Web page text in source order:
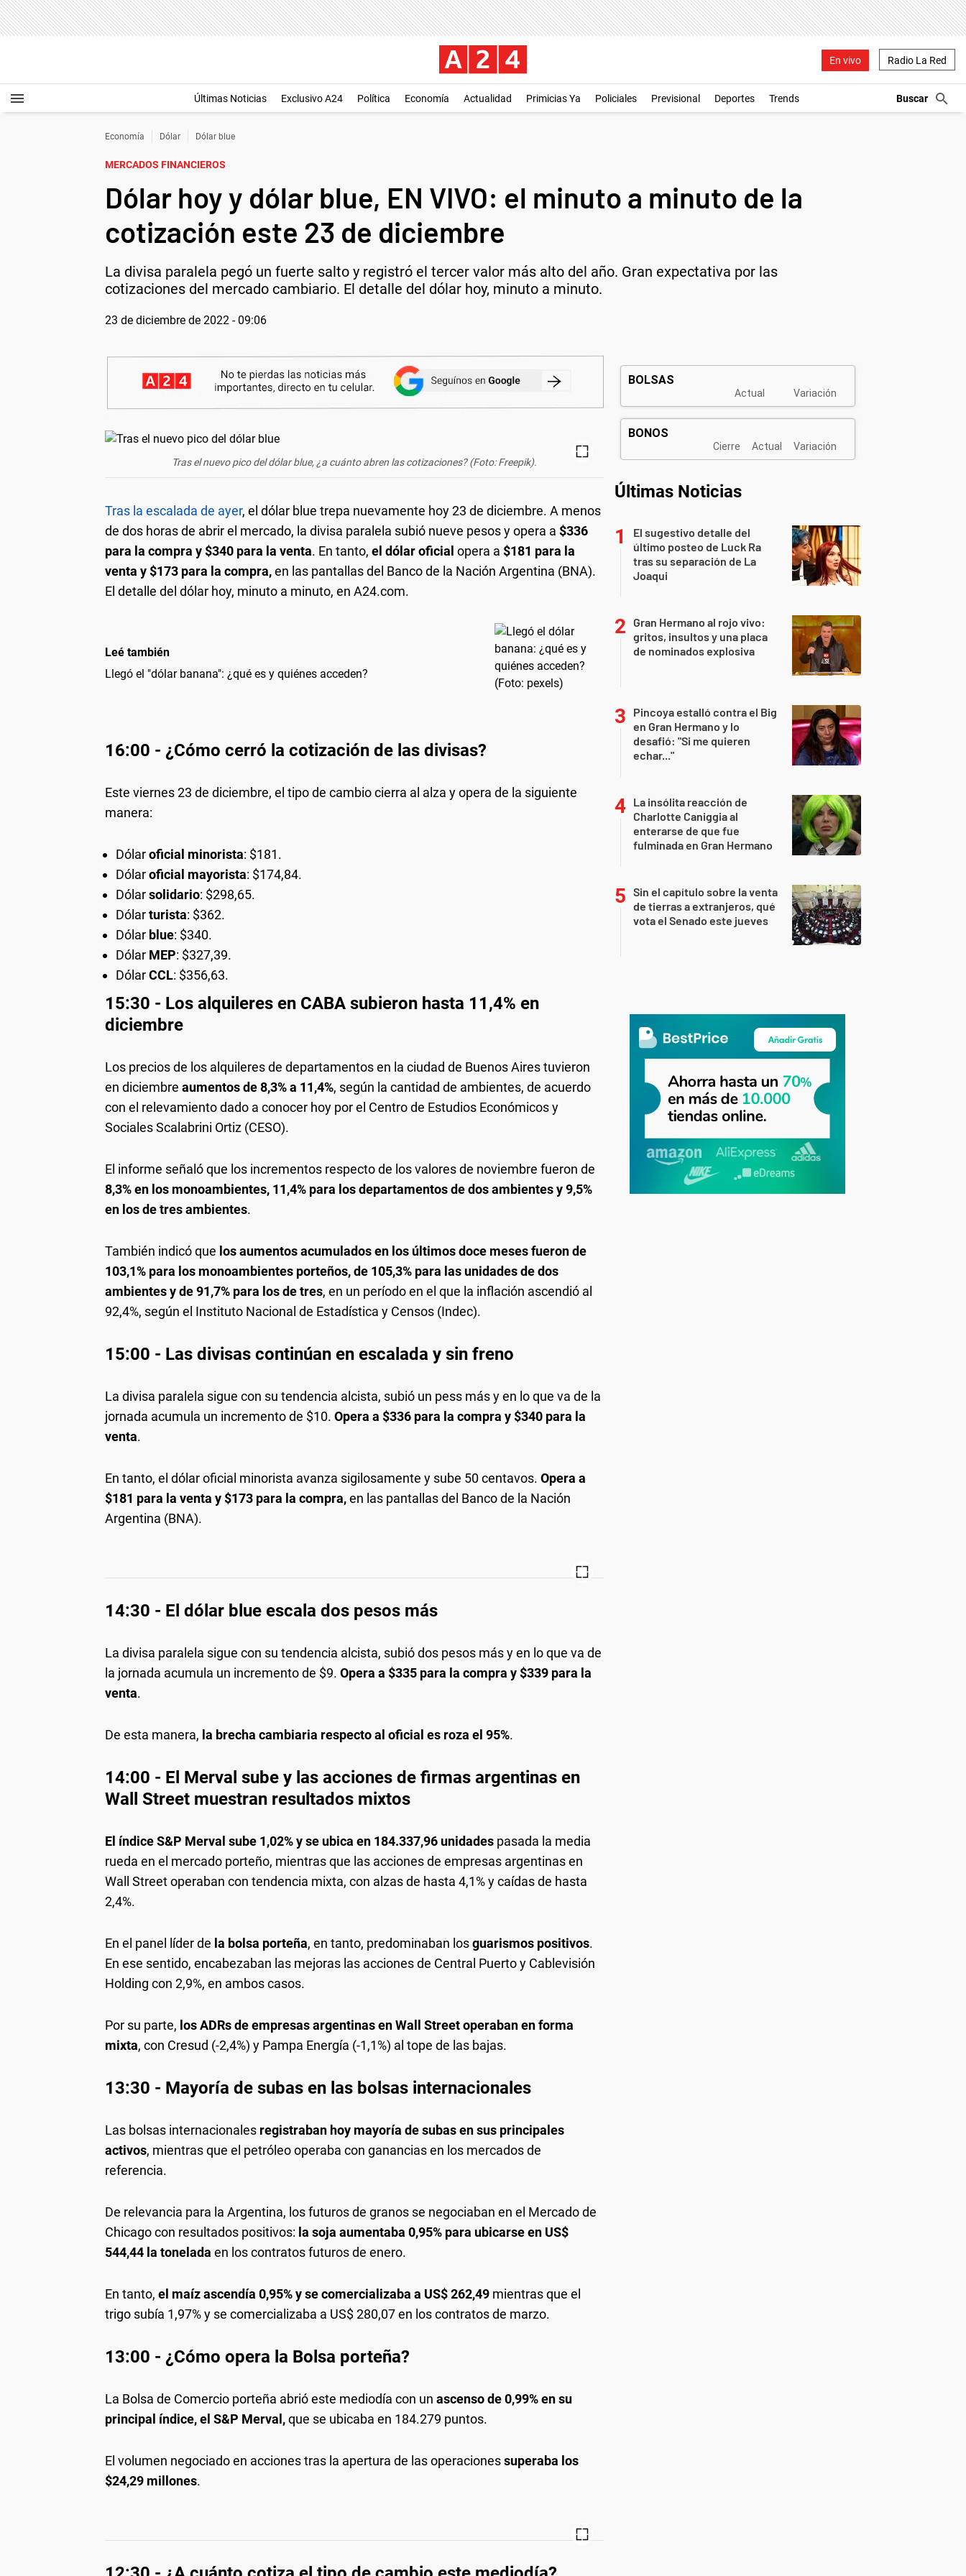
En vivo Radio La Red
Últimas Noticias Exclusivo A24 Política Economía Actualidad Primicias Ya Policiales Previsional Deportes Trends
Economía Dólar Dólar blue
MERCADOS FINANCIEROS
Dólar hoy y dólar blue, EN VIVO: el minuto a minuto de la
cotización este 23 de diciembre
La divisa paralela pegó un fuerte salto y registró el tercer valor más alto del año. Gran expectativa por las
cotizaciones del mercado cambiario. El detalle del dólar hoy, minuto a minuto.
23 de diciembre de 2022 - 09:06
Tras el nuevo pico del dólar blue, ¿a cuánto abren las cotizaciones? (Foto: Freepik).
Tras la escalada de ayer, el dólar blue trepa nuevamente hoy 23 de diciembre. A menos
de dos horas de abrir el mercado, la divisa paralela subió nueve pesos y opera a $336
para la compra y $340 para la venta. En tanto, el dólar oficial opera a $181 para la
venta y $173 para la compra,en las pantallas del Banco de la Nación Argentina (BNA).
El detalle del dólar hoy, minuto a minuto, en A24.com.
Leé también
Llegó el "dólar banana": ¿qué es y quiénes acceden?
16:00 - ¿Cómo cerró la cotización de las divisas?
Este viernes 23 de diciembre, el tipo de cambio cierra al alza y opera de la siguiente
manera:
Dólaroficial minorista: $181.
Dólaroficial mayorista: $174,84.
Dólarsolidario: $298,65.
Dólarturista: $362.
Dólar blue: $340.
Dólar MEP: $327,39.
DólarCCL: $356,63.
15:30 - Los alquileres en CABA subieron hasta 11,4% en
diciembre
Los precios de los alquileres de departamentos en la ciudad de Buenos Aires tuvieron
en diciembre aumentos de 8,3% a 11,4%, según la cantidad de ambientes, de acuerdo
con el relevamiento dado a conocer hoy por el Centro de Estudios Económicos y
Sociales Scalabrini Ortiz (CESO).
El informe señaló que los incrementos respecto de los valores de noviembre fueron de
8,3% en los monoambientes, 11,4% para los departamentos de dos ambientes y 9,5%
en los de tres ambientes.
También indicó que los aumentos acumulados en los últimos doce meses fueron de
103,1% para los monoambientes porteños, de 105,3% para las unidades de dos
ambientes y de 91,7% para los de tres, en un período en el que la inflación ascendió al
92,4%, según el Instituto Nacional de Estadística y Censos (Indec).
15:00 - Las divisas continúan en escalada y sin freno
La divisa paralela sigue con su tendencia alcista, subió un pess más y en lo que va de la
jornada acumula un incremento de $10. Opera a $336 para la compra y $340 para la
venta.
En tanto, el dólar oficial minorista avanza sigilosamente y sube 50 centavos. Opera a
$181 para la venta y $173 para la compra,en las pantallas del Banco de la Nación
Argentina (BNA).
14:30 - El dólar blue escala dos pesos más
La divisa paralela sigue con su tendencia alcista, subió dos pesos más y en lo que va de
la jornada acumula un incremento de $9. Opera a $335 para la compra y $339 para la
venta.
De esta manera, la brecha cambiaria respecto al oficial es roza el 95%.
14:00 - El Merval sube y las acciones de firmas argentinas en
Wall Street muestran resultados mixtos
El índice S&P Merval sube 1,02% y se ubica en 184.337,96 unidades pasada la media
rueda en el mercado porteño, mientras que las acciones de empresas argentinas en
Wall Street operaban con tendencia mixta, con alzas de hasta 4,1% y caídas de hasta
2,4%.
En el panel líder de la bolsa porteña, en tanto, predominaban losguarismos positivos.
En ese sentido, encabezaban las mejoras las acciones de Central Puerto y Cablevisión
Holding con 2,9%, en ambos casos.
Por su parte, los ADRs de empresas argentinas en Wall Street operaban en forma
mixta, con Cresud (-2,4%) y Pampa Energía (-1,1%) al tope de las bajas.
13:30 - Mayoría de subas en las bolsas internacionales
Las bolsas internacionales registraban hoy mayoría de subas en sus principales
activos, mientras que el petróleo operaba con ganancias en los mercados de
referencia.
De relevancia para la Argentina, los futuros de granos se negociaban en el Mercado de
Chicago con resultados positivos: la soja aumentaba 0,95% para ubicarse en US$
544,44 la tonelada en los contratos futuros de enero.
En tanto, el maíz ascendía 0,95% y se comercializaba a US$ 262,49 mientras que el
trigo subía 1,97% y se comercializaba a US$ 280,07 en los contratos de marzo.
13:00 - ¿Cómo opera la Bolsa porteña?
La Bolsa de Comercio porteña abrió este mediodía con un ascenso de 0,99% en su
principal índice, el S&P Merval,que se ubicaba en 184.279 puntos.
El volumen negociado en acciones tras la apertura de las operacionessuperaba los
$24,29 millones.
Últimas Noticias
El sugestivo detalle del
último posteo de Luck Ra
tras su separación de La
Joaqui
Gran Hermano al rojo vivo:
gritos, insultos y una placa
de nominados explosiva
Pincoya estalló contra el Big
en Gran Hermano y lo
desafió: "Si me quieren
echar..."
La insólita reacción de
Charlotte Caniggia al
enterarse de que fue
fulminada en Gran Hermano
Sin el capítulo sobre la venta
de tierras a extranjeros, qué
vota el Senado este jueves